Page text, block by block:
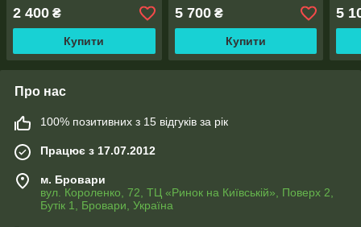
2 400 ₴
Купити
5 700₴
Купити
5
Про нас
100% позитивних з 15 відгуків за рік
Працює з 17.07.2012
м. Бровари
вул. Короленко, 72, ТЦ «Ринок на Київській», Поверх 2,
Бутік 1, Бровари, Україна